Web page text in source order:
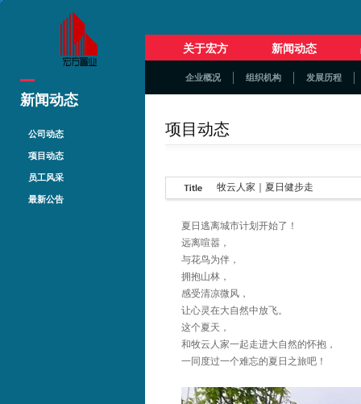
新闻动态
公司动态
项目动态
员工风采
最新公告
关于宏方 新闻动态
企业概况 组织机构 发展历程
项目动态
牧云人家｜夏日健步走
夏日逃离城市计划开始了！
远离喧嚣，
与花鸟为伴，
拥抱山林，
感受清凉微风，
让心灵在大自然中放飞。
这个夏天，
和牧云人家一起走进大自然的怀抱，
一同度过一个难忘的夏日之旅吧！